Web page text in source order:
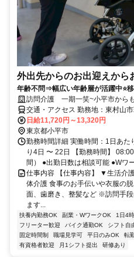
外出先からのお出迎えから
年齢不問⇒幅広い年齢層が活躍中⭐
訪問介護 一期一笑~小平市から
交通・アクセス 勤務地：東村山
一橋学園駅から車で約8分
日給11,720円～13,320円
東京都小平市
勤務時間詳細 実働時間：1日あた
り4日 〜 22日 【勤務時間】
間） ●出勤日数は相談可能 ●Wワ
仕事内容 【仕事内容】 ▼生活介
体介護 食事のお手伝いや衣服の
面、歯磨き、整髪など ※訪問手
ます...
扶養内勤務OK 副業・WワークOK 1日4
フリーター歓迎
バイク通勤OK シフト自
固定時間制
職場見学可 平日のみOK 転
有資格者歓迎
月1シフト提出 研修あり